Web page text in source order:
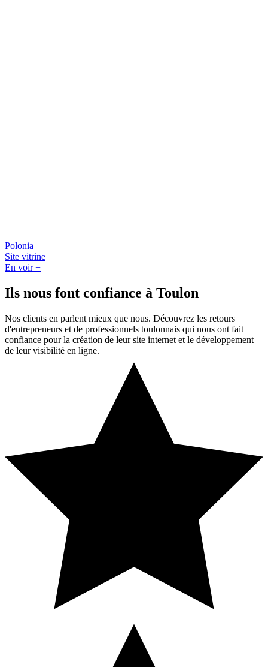
Polonia
Site vitrine
En voir +
Ils nous font confiance à Toulon
Nos clients en parlent mieux que nous. Découvrez les retours
d'entrepreneurs et de professionnels toulonnais qui nous ont fait
confiance pour la création de leur site internet et le développement
de leur visibilité en ligne.